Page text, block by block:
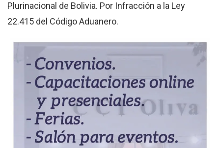
Plurinacional de Bolivia. Por Infracción a la Ley
22.415 del Código Aduanero.